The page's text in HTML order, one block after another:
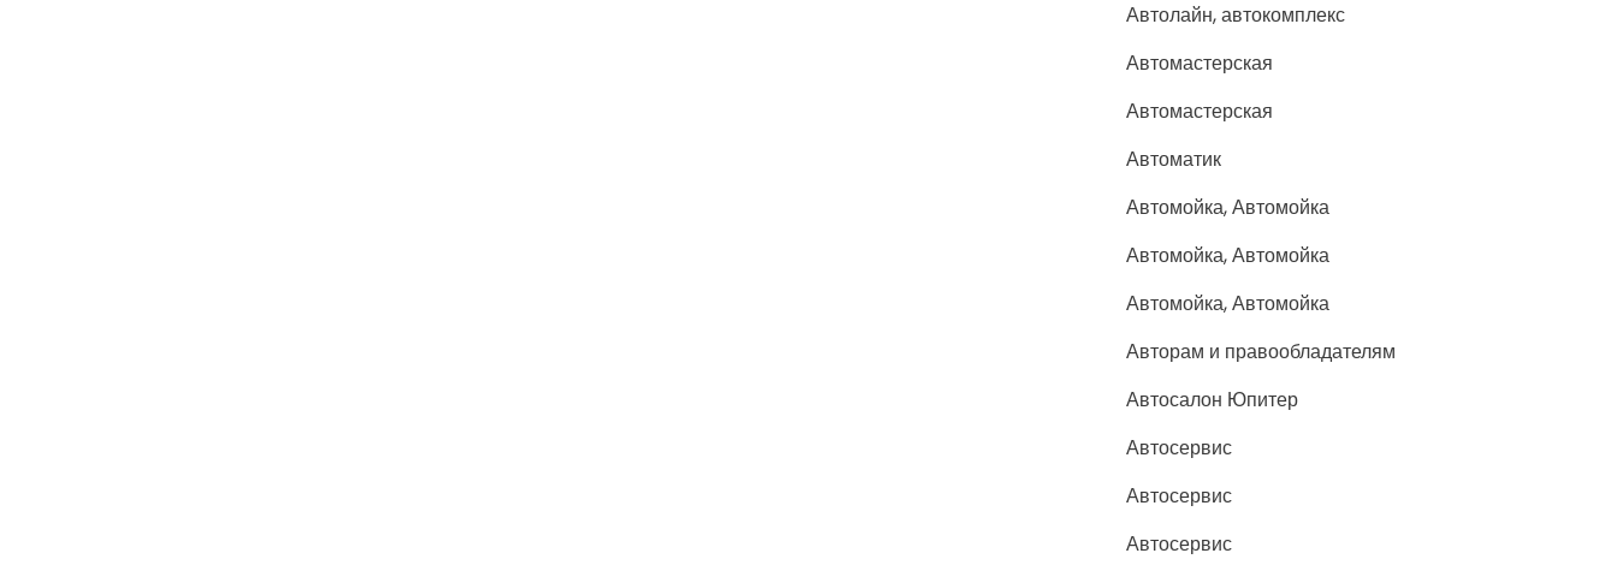
Автолайн, автокомплекс
Автомастерская
Автомастерская
Автоматик
Автомойка, Автомойка
Автомойка, Автомойка
Автомойка, Автомойка
Авторам и правообладателям
Автосалон Юпитер
Автосервис
Автосервис
Автосервис